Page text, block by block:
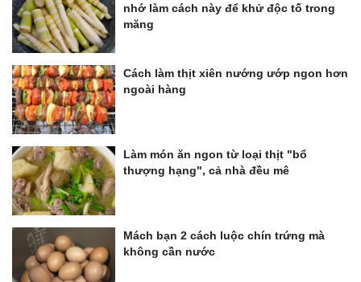
nhớ làm cách này để khử độc tố trong
măng
Cách làm thịt xiên nướng ướp ngon hơn
ngoài hàng
Làm món ăn ngon từ loại thịt "bổ
thượng hạng", cả nhà đều mê
Mách bạn 2 cách luộc chín trứng mà
không cần nước